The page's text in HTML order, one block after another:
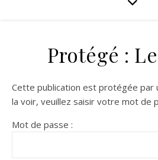
Protégé :
Cette publication est protégée par
la voir, veuillez saisir votre mot de
Mot de passe :